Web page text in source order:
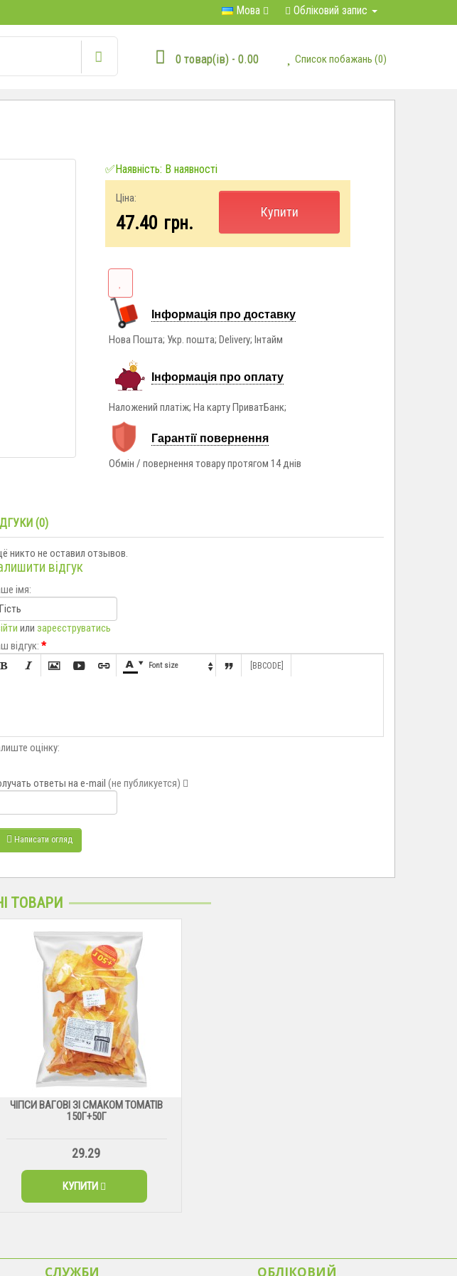
Мова Обліковий запис
0 товар(ів) - 0.00 Список побажань (0)
✅Наявність: В наявності
Ціна:
47.40 грн.
Купити
Інформація про доставку
Нова Пошта; Укр. пошта; Delivery; Інтайм
Інформація про оплату
Наложений платіж; На карту ПриватБанк;
Гарантії повернення
Обмін / повернення товару протягом 14 днів
(0)
никто не оставил отзывов.
відгук
імя:
или зареєструватись
відгук: *

      Font size   [BBCODE]
оцінку:
ответы на e-mail (не публикуется)
Написати огляд
ТОВАРИ
ЧІПСИ ВАГОВІ ЗІ СМАКОМ ТОМАТІВ
150Г+50Г
29.29
КУПИТИ
CЛУЖБИ ОБЛІКОВИЙ